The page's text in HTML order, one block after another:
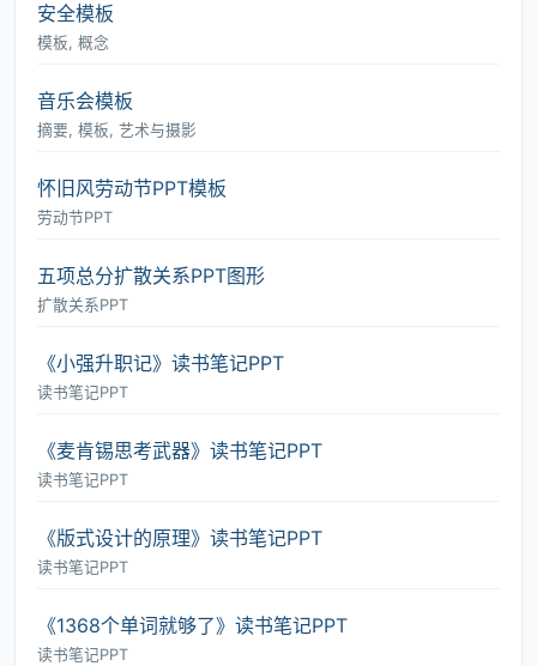
安全模板
模板, 概念
音乐会模板
摘要, 模板, 艺术与摄影
怀旧风劳动节PPT模板
劳动节PPT
五项总分扩散关系PPT图形
扩散关系PPT
《小强升职记》读书笔记PPT
读书笔记PPT
《麦肯锡思考武器》读书笔记PPT
读书笔记PPT
《版式设计的原理》读书笔记PPT
读书笔记PPT
《1368个单词就够了》读书笔记PPT
读书笔记PPT